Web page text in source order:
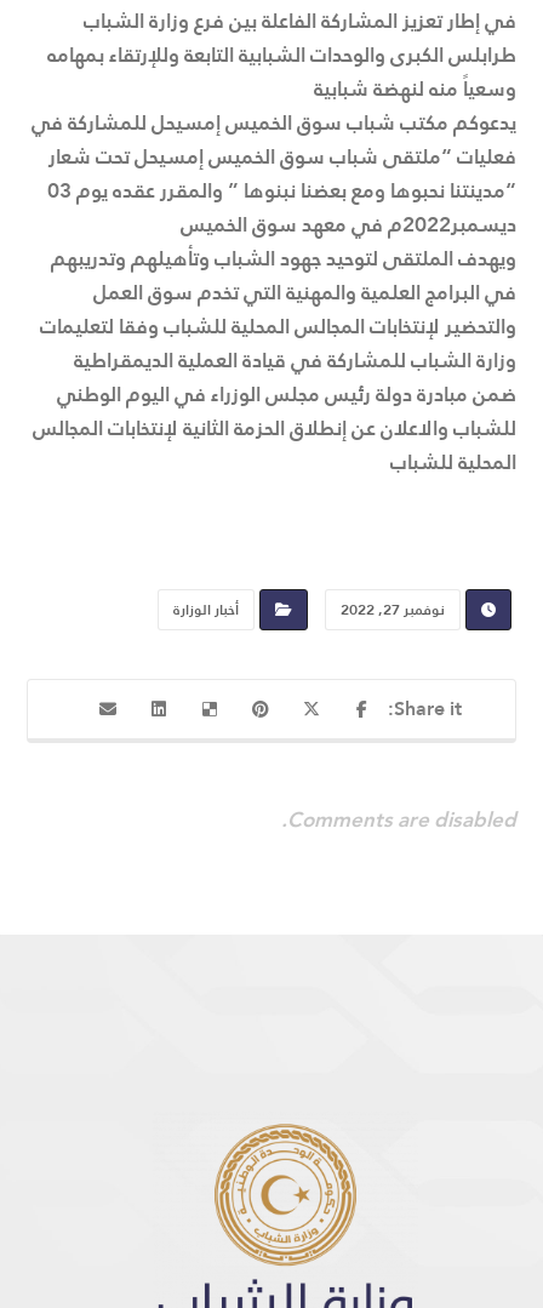
في إطار تعزيز المشاركة الفاعلة بين فرع وزارة الشباب
طرابلس الكبرى والوحدات الشبابية التابعة وللإرتقاء بمهامه
وسعياً منه لنهضة شبابية
يدعوكم مكتب شباب سوق الخميس إمسيحل للمشاركة في
فعليات “ملتقى شباب سوق الخميس إمسيحل تحت شعار
“مدينتنا نحبوها ومع بعضنا نبنوها ” والمقرر عقده يوم 03
ديسمبر2022م في معهد سوق الخميس
ويهدف الملتقى لتوحيد جهود الشباب وتأهيلهم وتدريبهم
في البرامج العلمية والمهنية التي تخدم سوق العمل
والتحضير لإنتخابات المجالس المحلية للشباب وفقا لتعليمات
وزارة الشباب للمشاركة في قيادة العملية الديمقراطية
ضمن مبادرة دولة رئيس مجلس الوزراء في اليوم الوطني
للشباب والاعلان عن إنطلاق الحزمة الثانية لإنتخابات المجالس
المحلية للشباب
نوفمبر 27, 2022 أخبار الوزارة
Comments are disabled.